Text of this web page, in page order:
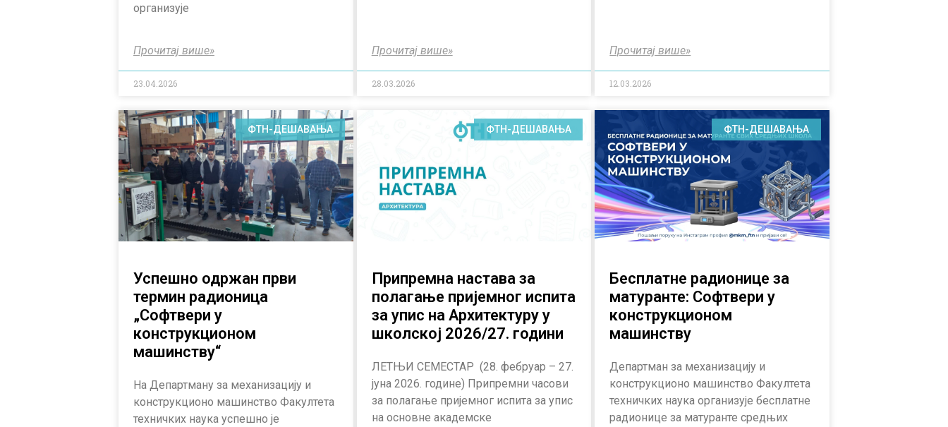
организује
Прочитај више»
23.04.2026
Прочитај више»
28.03.2026
Прочитај више»
12.03.2026
ФТН-ДЕШАВАЊА
Успешно одржан први
термин радионица
„Софтвери у
конструкционом
машинству“
На Департману за механизацију и
конструкционо машинство Факултета
техничких наука успешно је
ФТН-ДЕШАВАЊА
Припремна настава за
полагање пријемног испита
за упис на Архитектуру у
школској 2026/27. години
ЛЕТЊИ СЕМЕСТАР (28. фебруар – 27.
јуна 2026. године) Припремни часови
за полагање пријемног испита за упис
на основне академске
ФТН-ДЕШАВАЊА
Бесплатне радионице за
матуранте: Софтвери у
конструкционом
машинству
Департман за механизацију и
конструкционо машинство Факултета
техничких наука организује бесплатне
радионице за матуранте средњих